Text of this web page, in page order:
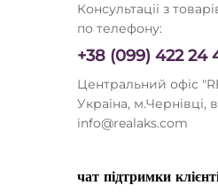
Oivo (1)
Oral-B
Panasonic (2)
PDP (3)
Philips (25)
Proove (9)
Консультації з
по телефону:
+38 (099) 422 24
Центральний офіс
Україна, м.Чернівці,
info@realaks.com
чат підтримки